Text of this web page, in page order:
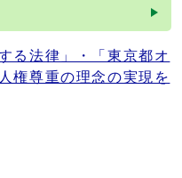
る法律」・「東京都オ
権尊重の理念の実現を